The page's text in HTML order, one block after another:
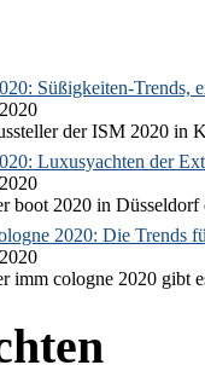
Süßigkeiten-Trends,
der ISM 2020 in
Luxusyachten der
boot 2020 in Düsseldorf
2020: Die Trends
imm cologne 2020 gibt